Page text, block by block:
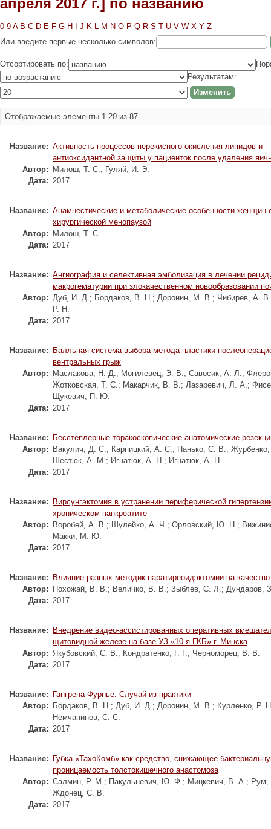
апреля 2017 г.] по названию
0-9 A B C D E F G H J K L M N O P Q R S T U V W X Y Z
Или введите первые несколько символов:
Отсортировать по:
Результатам:
Отображаемые элементы 1-20 из 87
Название: Активность процессов перекисного окисления липидов и
антиоксидантной защиты у пациенток после удаления
Автор:
Милош, Т. С.; Гуляй, И. Э.
Дата: 2017
Название: Анамнестические и метаболические особенности женщин
хирургической менопаузой
Автор:
Милош, Т. С.
Дата: 2017
Название: Ангиография и селективная эмболизация в лечении
макрогематурии при злокачественном новообразовании
Автор: Дуб, И. Д.; Бордаков, В. Н.; Доронин, М. В.; Чибирев, А. В.
Р. Н.
Дата: 2017
Название:
Балльная система выбора метода пластики
вентральных грыж
Автор:
Маслакова, Н. Д.; Могилевец, Э. В.; Савосик, А. Л.;
Жотковская, Т. С.; Макарчик, В. В.; Лазаревич, Л. А.;
Щукевич, П. Ю.
Дата: 2017
Название:
Бесстеплерные торакоскопические анатомические
Автор:
Вакулич, Д. С.; Карпицкий, А. С.; Панько, С. В.;
Шестюк, А. М.; Игнатюк, А. Н.; Игнатюк, А. Н.
Дата: 2017
Название:
Вирсунгэктомия в устранении периферической
хроническом панкреатите
Автор:
Воробей, А. В.; Шулейко, А. Ч.; Орловский, Ю. Н.;
Макки, М. Ю.
Дата: 2017
Название:
Влияние разных методик паратиреоидэктомии на
Автор:
Похожай, В. В.; Величко, В. В.; Зыблев, С. Л.; Дундаров,
Дата: 2017
Название:
Внедрение видео-ассистированных оперативных
щитовидной железе на базе УЗ «10-я ГКБ» г. Минска
Автор: Якубовский, С. В.; Кондратенко, Г. Г.; Черноморец, В. В.
Дата: 2017
Название:
Гангрена Фурнье. Случай из практики
Автор:
Бордаков, В. Н.; Дуб, И. Д.; Доронин, М. В.; Курленко, Р.
Немчанинов, С. С.
Дата: 2017
Название:
Губка «ТахоКомб» как средство, снижающее
проницаемость толстокишечного анастомоза
Автор: Салмин, Р. М.; Пакульневич, Ю. Ф.; Мицкевич, В. А.; Рум,
Ждонец, С. В.
Дата: 2017